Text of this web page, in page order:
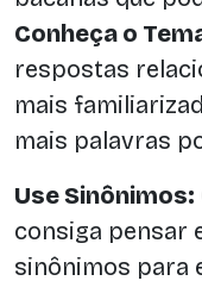
Conheça o
respostas
mais
mais palavras
Use Sinônimos:
consiga pensar
sinônimos para